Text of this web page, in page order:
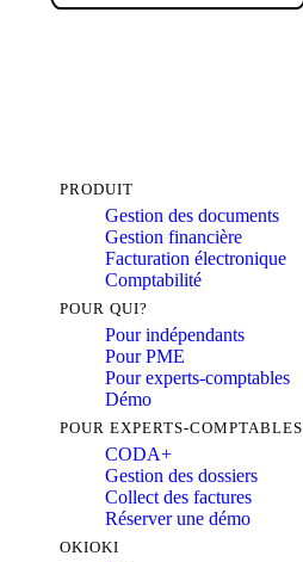
PRODUIT
Gestion des documents
Gestion financière
Facturation électronique
Comptabilité
POUR QUI?
Pour indépendants
Pour PME
Pour experts-comptables
Démo
POUR EXPERTS-COMPTABLES
CODA+
Gestion des dossiers
Collect des factures
Réserver une démo
OKIOKI